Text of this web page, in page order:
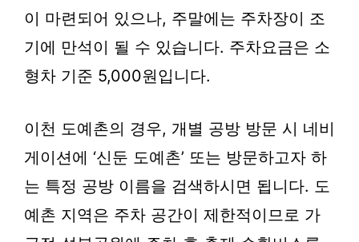
이 마련되어 있으나, 주말에는 주차장이 조
기에 만석이 될 수 있습니다. 주차요금은 소
형차 기준 5,000원입니다.
이천 도예촌의 경우, 개별 공방 방문 시 네비
게이션에 ‘신둔 도예촌’ 또는 방문하고자 하
는 특정 공방 이름을 검색하시면 됩니다. 도
예촌 지역은 주차 공간이 제한적이므로 가